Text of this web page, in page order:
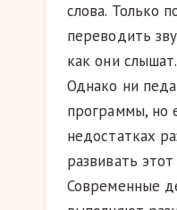
слова. Только
переводить
как они
Однако ни
программы, но
недостатках
развивать
Современные